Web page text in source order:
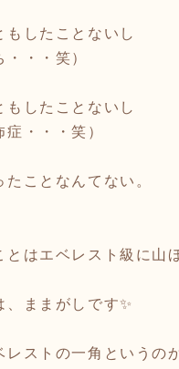
もしたことないし
・・・笑）
もしたことないし
症・・・笑）
たことなんてない。
とはエベレスト級に山
、ままがしです✨
レストの一角というの